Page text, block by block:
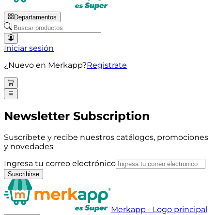
Departamentos
Iniciar sesión
¿Nuevo en Merkapp?Registrate
Newsletter Subscription
Suscríbete y recibe nuestros catálogos, promociones
y novedades
Ingresa tu correo electrónico
Suscribirse
Merkapp - Logo principal